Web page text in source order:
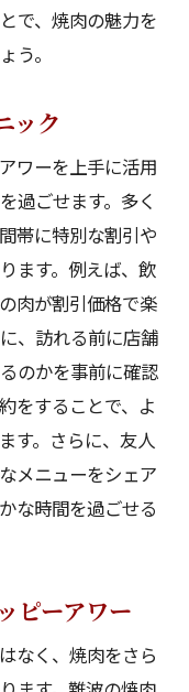
で、焼肉の魅力を
う。
ック
ワーを上手に活用
過ごせます。多く
帯に特別な割引や
ます。例えば、飲
肉が割引価格で楽
、訪れる前に店舗
のかを事前に確認
をすることで、よ
す。さらに、友人
メニューをシェア
な時間を過ごせる
ピーアワー
なく、焼肉をさら